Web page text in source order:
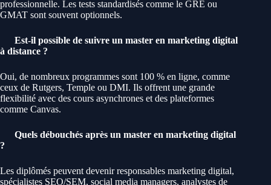
professionnelle. Les tests standardisés comme le GRE ou
GMAT sont souvent optionnels.
Est-il possible de suivre un master en marketing digital
à distance ?
Oui, de nombreux programmes sont 100 % en ligne, comme
ceux de Rutgers, Temple ou DMI. Ils offrent une grande
flexibilité avec des cours asynchrones et des plateformes
comme Canvas.
Quels débouchés après un master en marketing digital
?
Les diplômés peuvent devenir responsables marketing digital,
spécialistes SEO/SEM, social media managers, analystes de